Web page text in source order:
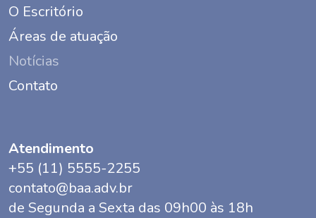
O Escritório
Áreas de atuação
Notícias
Contato
Atendimento
+55 (11) 5555-2255
contato@baa.adv.br
de Segunda a Sexta das 09h00 às 18h